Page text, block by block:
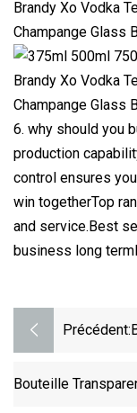
6. why should you
production
control ensures
win togetherTop
and service.Best
business long
Précédent:
Bouteille